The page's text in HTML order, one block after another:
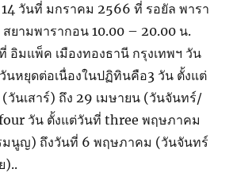
14 วันที่ มกราคม 2566 ที่ รอยัล พารา
ยามพารากอน 10.00 – 20.00 น.
อิมแพ็ค เมืองทองธานี กรุงเทพฯ วัน
นหยุดต่อเนื่องในปฏิทินคือ3 วัน ตั้งแต่
วันเสาร์) ถึง 29 เมษายน (วันจันทร์/
วัน ตั้งแต่วันที่ three พฤษภาคม
มนูญ) ถึงวันที่ 6 พฤษภาคม (วันจันทร์
)..